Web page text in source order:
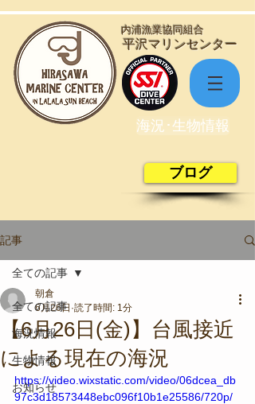
​平沢マリンセンター
​内浦漁業協同組合
海況･生物情報
ブログ
記事
全ての記事
海況情報
生物情報
お知らせ
全ての記事
【6月26日(金)】台風接近
による現在の海況
朝倉
6月26日 読了時間: 1分
https://video.wixstatic.com/video/06dcea_db
97c3d18573448ebc096f10b1e25586/720p/